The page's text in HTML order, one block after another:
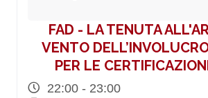
FAD - LA TENUTA
VENTO
PER LE
22:00 - 23:00